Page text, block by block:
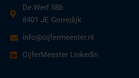
De Werf 58b
8401 JE Gorredijk
info@cijfermeester.nl
CijferMeester LinkedIn